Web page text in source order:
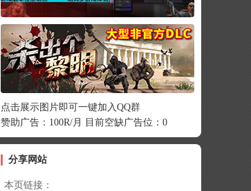
点击展示图片即可一键加入QQ群
赞助广告：100R/月 目前空缺广告位：0
分享网站
本页链接：